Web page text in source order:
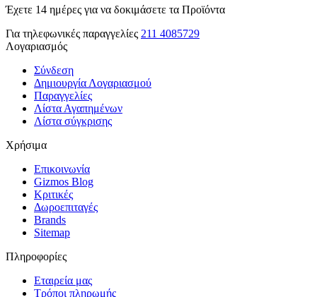
Έχετε 14 ημέρες για να δοκιμάσετε τα Προϊόντα
Για τηλεφωνικές παραγγελίες 211 4085729
Λογαριασμός
Σύνδεση
Δημιουργία Λογαριασμού
Παραγγελίες
Λίστα Αγαπημένων
Λίστα σύγκρισης
Χρήσιμα
Επικοινωνία
Gizmos Blog
Κριτικές
Δωροεπιταγές
Brands
Sitemap
Πληροφορίες
Εταιρεία μας
Τρόποι πληρωμής